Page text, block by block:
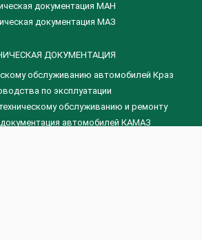
документация МАН
документация МАЗ
ДОКУМЕНТАЦИЯ
обслуживанию автомобилей Краз
по эксплуатации
обслуживанию и ремонту
документация автомобилей КАМАЗ